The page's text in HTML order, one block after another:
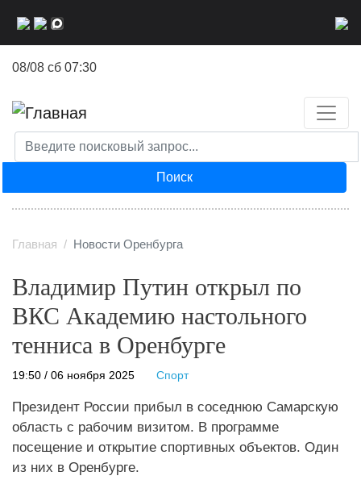
08/08 сб 07:30
Поиск
Главная Новости Оренбурга
Владимир Путин открыл по
ВКС Академию настольного
тенниса в Оренбурге
19:50 / 06 ноября 2025 Спорт
Президент России прибыл в соседнюю Самарскую
область с рабочим визитом. В программе
посещение и открытие спортивных объектов. Один
из них в Оренбурге.